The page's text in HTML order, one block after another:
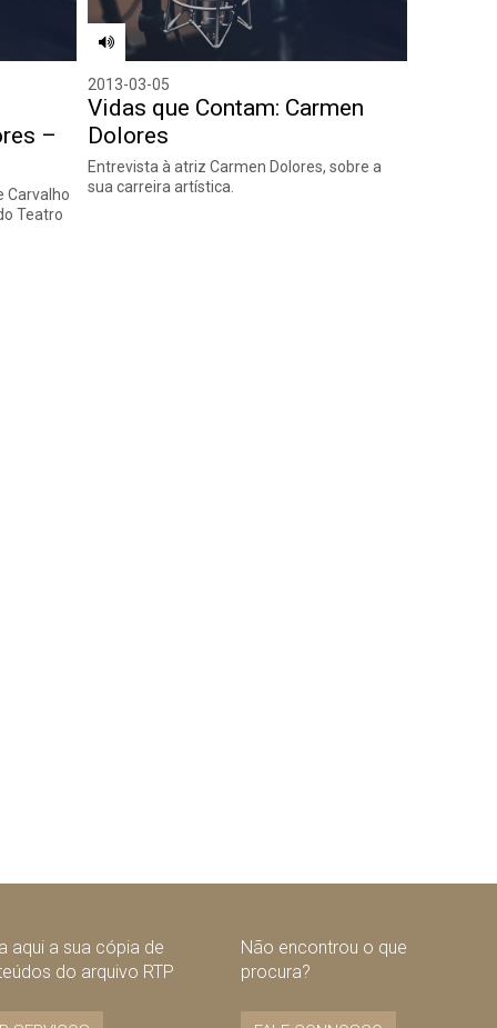
–
Carvalho
Teatro
2013-03-05
Vidas que Contam: Carmen
Dolores
Entrevista à atriz Carmen Dolores, sobre a
sua carreira artística.
aqui a sua cópia de
do arquivo RTP
Não encontrou o que
procura?